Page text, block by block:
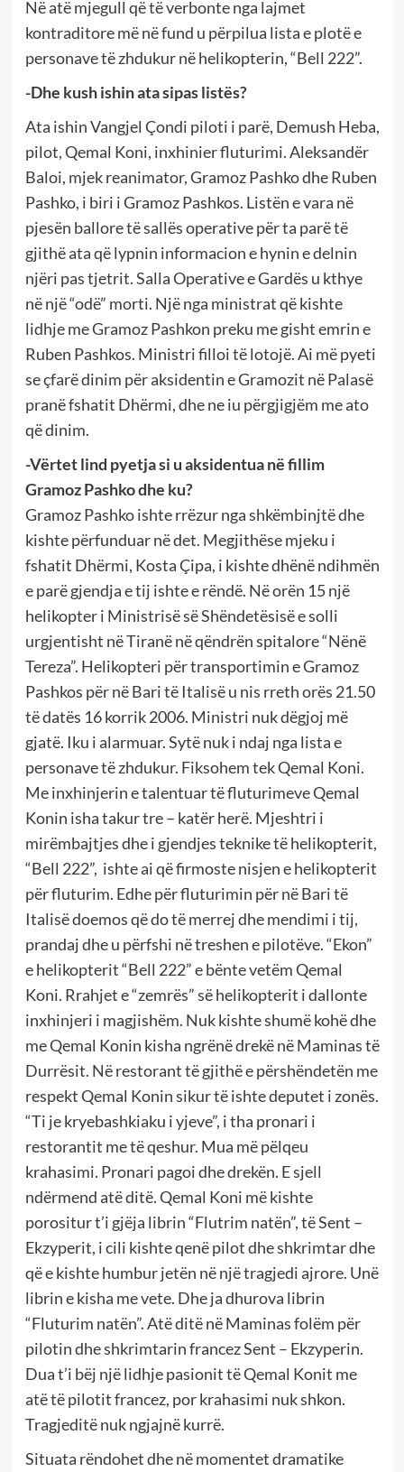
Në atë mjegull që të verbonte nga lajmet
kontraditore më në fund u përpilua lista e plotë e
personave të zhdukur në helikopterin, “Bell 222”.
-Dhe kush ishin ata sipas listës?
Ata ishin Vangjel Çondi piloti i parë, Demush Heba,
pilot, Qemal Koni, inxhinier fluturimi. Aleksandër
Baloi, mjek reanimator, Gramoz Pashko dhe Ruben
Pashko, i biri i Gramoz Pashkos. Listën e vara në
pjesën ballore të sallës operative për ta parë të
gjithë ata që lypnin informacion e hynin e delnin
njëri pas tjetrit. Salla Operative e Gardës u kthye
në një “odë” morti. Një nga ministrat që kishte
lidhje me Gramoz Pashkon preku me gisht emrin e
Ruben Pashkos. Ministri filloi të lotojë. Ai më pyeti
se çfarë dinim për aksidentin e Gramozit në Palasë
pranë fshatit Dhërmi, dhe ne iu përgjigjëm me ato
që dinim.
-Vërtet lind pyetja si u aksidentua në fillim
Gramoz Pashko dhe ku?
Gramoz Pashko ishte rrëzur nga shkëmbinjtë dhe
kishte përfunduar në det. Megjithëse mjeku i
fshatit Dhërmi, Kosta Çipa, i kishte dhënë ndihmën
e parë gjendja e tij ishte e rëndë. Në orën 15 një
helikopter i Ministrisë së Shëndetësisë e solli
urgjentisht në Tiranë në qëndrën spitalore “Nënë
Tereza”. Helikopteri për transportimin e Gramoz
Pashkos për në Bari të Italisë u nis rreth orës 21.50
të datës 16 korrik 2006. Ministri nuk dëgjoj më
gjatë. Iku i alarmuar. Sytë nuk i ndaj nga lista e
personave të zhdukur. Fiksohem tek Qemal Koni.
Me inxhinjerin e talentuar të fluturimeve Qemal
Konin isha takur tre – katër herë. Mjeshtri i
mirëmbajtjes dhe i gjendjes teknike të helikopterit,
“Bell 222”, ishte ai që firmoste nisjen e helikopterit
për fluturim. Edhe për fluturimin për në Bari të
Italisë doemos që do të merrej dhe mendimi i tij,
prandaj dhe u përfshi në treshen e pilotëve. “Ekon”
e helikopterit “Bell 222” e bënte vetëm Qemal
Koni. Rrahjet e “zemrës” së helikopterit i dallonte
inxhinjeri i magjishëm. Nuk kishte shumë kohë dhe
me Qemal Konin kisha ngrënë drekë në Maminas të
Durrësit. Në restorant të gjithë e përshëndetën me
respekt Qemal Konin sikur të ishte deputet i zonës.
“Ti je kryebashkiaku i yjeve”, i tha pronari i
restorantit me të qeshur. Mua më pëlqeu
krahasimi. Pronari pagoi dhe drekën. E sjell
ndërmend atë ditë. Qemal Koni më kishte
porositur t’i gjëja librin “Flutrim natën”, të Sent –
Ekzyperit, i cili kishte qenë pilot dhe shkrimtar dhe
që e kishte humbur jetën në një tragjedi ajrore. Unë
librin e kisha me vete. Dhe ja dhurova librin
“Fluturim natën”. Atë ditë në Maminas folëm për
pilotin dhe shkrimtarin francez Sent – Ekzyperin.
Dua t’i bëj një lidhje pasionit të Qemal Konit me
atë të pilotit francez, por krahasimi nuk shkon.
Tragjeditë nuk ngjajnë kurrë.
Situata rëndohet dhe në momentet dramatike